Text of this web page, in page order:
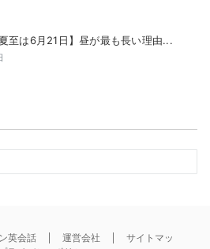
至は6月21日】昼が最も長い理由...
英会話 運営会社
サイトマッ